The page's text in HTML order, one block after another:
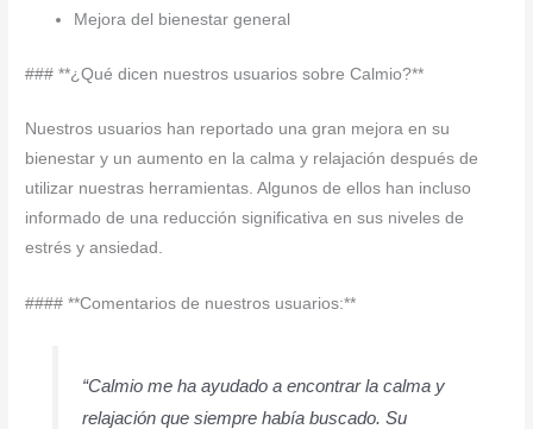
Mejora del bienestar general
### **¿Qué dicen nuestros usuarios sobre Calmio?**
Nuestros usuarios han reportado una gran mejora en su
bienestar y un aumento en la calma y relajación después de
utilizar nuestras herramientas. Algunos de ellos han incluso
informado de una reducción significativa en sus niveles de
estrés y ansiedad.
#### **Comentarios de nuestros usuarios:**
“Calmio me ha ayudado a encontrar la calma y
relajación que siempre había buscado. Su